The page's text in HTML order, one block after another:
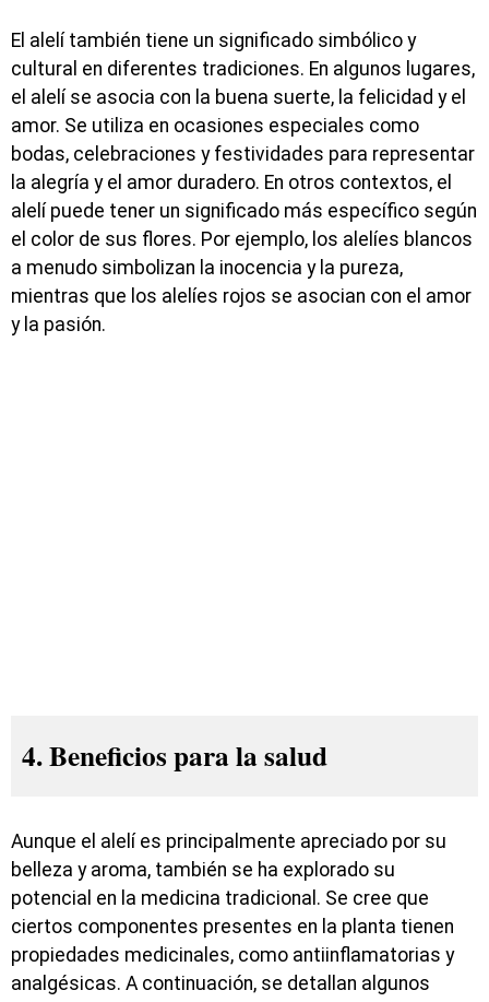
El alelí también tiene un significado simbólico y
cultural en diferentes tradiciones. En algunos lugares,
el alelí se asocia con la buena suerte, la felicidad y el
amor. Se utiliza en ocasiones especiales como
bodas, celebraciones y festividades para representar
la alegría y el amor duradero. En otros contextos, el
alelí puede tener un significado más específico según
el color de sus flores. Por ejemplo, los alelíes blancos
a menudo simbolizan la inocencia y la pureza,
mientras que los alelíes rojos se asocian con el amor
y la pasión.
4. Beneficios para la salud
Aunque el alelí es principalmente apreciado por su
belleza y aroma, también se ha explorado su
potencial en la medicina tradicional. Se cree que
ciertos componentes presentes en la planta tienen
propiedades medicinales, como antiinflamatorias y
analgésicas. A continuación, se detallan algunos